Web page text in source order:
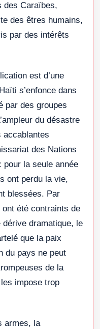
des Caraïbes,
des êtres humains,
par des intérêts
est d’une
s’enfonce dans
par des groupes
du désastre
accablantes
des Nations
pour la seule année
ont perdu la vie,
blessées. Par
été contraints de
dramatique, le
que la paix
du pays ne peut
de la
impose trop
armes, la